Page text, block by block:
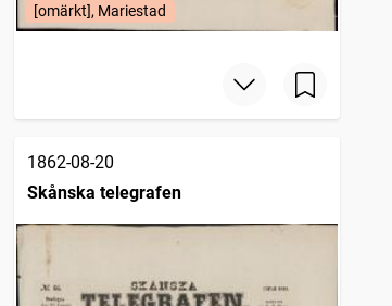
[omärkt], Mariestad
1862-08-20
Skånska telegrafen